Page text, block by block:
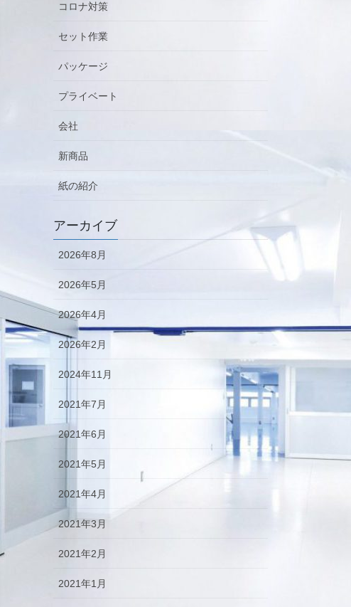
コロナ対策
セット作業
パッケージ
プライベート
会社
新商品
紙の紹介
アーカイブ
2026年8月
2026年5月
2026年4月
2026年2月
2024年11月
2021年7月
2021年6月
2021年5月
2021年4月
2021年3月
2021年2月
2021年1月